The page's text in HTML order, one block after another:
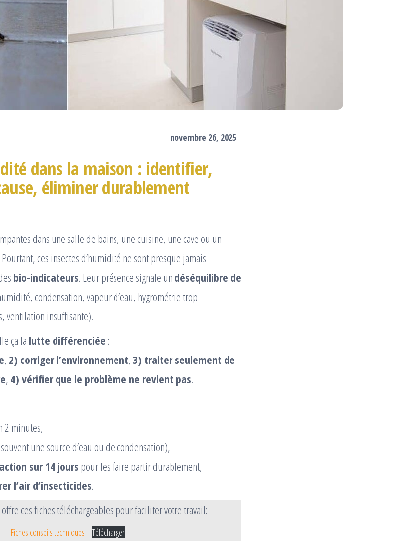
novembre 26, 2025
dans la maison : identifier,
éliminer durablement
dans une salle de bains, une cuisine, une cave ou un
ces insectes d’humidité ne sont presque jamais
bio-indicateurs. Leur présence signale un déséquilibre de
condensation, vapeur d’eau, hygrométrie trop
ventilation insuffisante).
ça la lutte différenciée :
, 2) corriger l’environnement,3) traiter seulement de
, 4) vérifier que le problème ne revient pas.
2 minutes,
une source d’eau ou de condensation),
sur 14 jours pour les faire partir durablement,
l’air d’insecticides.
ces fiches téléchargeables pour faciliter votre travail:
Fiches conseils techniques Télécharger